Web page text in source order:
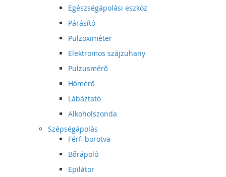
Egészségápolási eszköz
Párásító
Pulzoximéter
Elektromos szájzuhany
Pulzusmérő
Hőmérő
Lábáztató
Alkoholszonda
Szépségápolás
Férfi borotva
Bőrápoló
Epilátor